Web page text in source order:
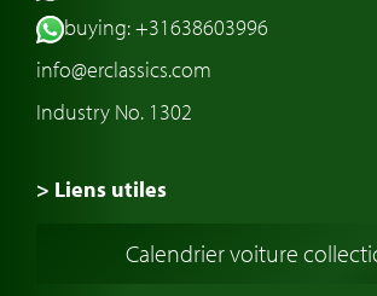
buying: +31638603996
info@erclassics.com
Industry No. 1302
> Liens utiles
Voiture Collection Europe
Calendrier voiture